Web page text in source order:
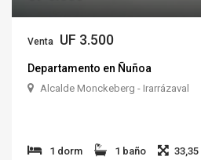
Venta UF 3.500
Departamento en Ñuñoa
Alcalde Monckeberg - Irarrázaval
1 dorm 1 baño